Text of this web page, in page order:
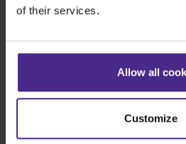
of their services.
Allow all
Customize
Die besten
Werbetechnik
Excalibur 3S
Evolution3™